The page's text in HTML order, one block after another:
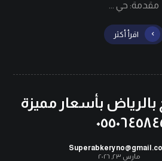
مقدمة: حي ...
اقرأ أكثر
بأسعار مميزة
مارس ٢٣, ٢٠٢٦